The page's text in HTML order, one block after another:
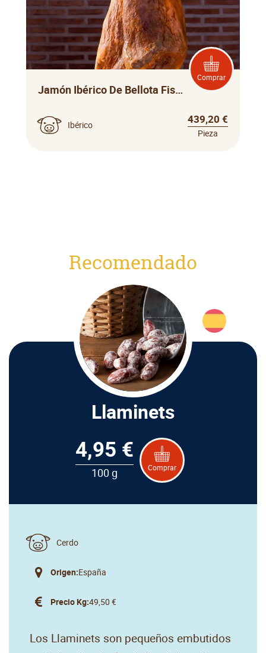
Comprar
Jamón Ibérico De Bellota Fisan
Ibérico 439,20 €
Pieza
Recomendado
Llaminets
4,95 €
100 g Comprar
Cerdo
Origen:España
Precio Kg:49,50 €
Los Llaminets son pequeños embutidos